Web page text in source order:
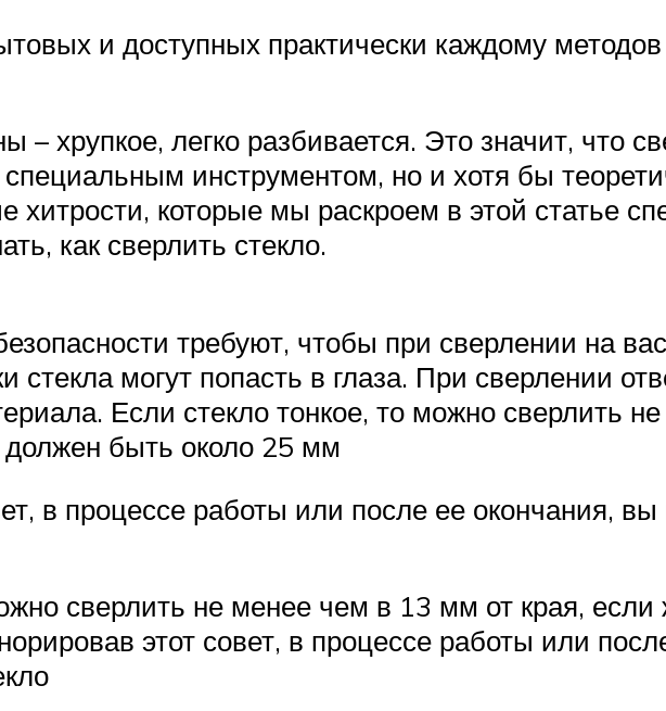
и доступных практически каждому
– хрупкое, легко разбивается. Это значит, что
инструментом, но и хотя бы
хитрости, которые мы раскроем в этой статье
как сверлить стекло.
требуют, чтобы при сверлении на
стекла могут попасть в глаза. При сверлении
Если стекло тонкое, то можно сверлить
должен быть около 25 мм
в процессе работы или после ее окончания,
сверлить не менее чем в 13 мм от края, если
этот совет, в процессе работы или